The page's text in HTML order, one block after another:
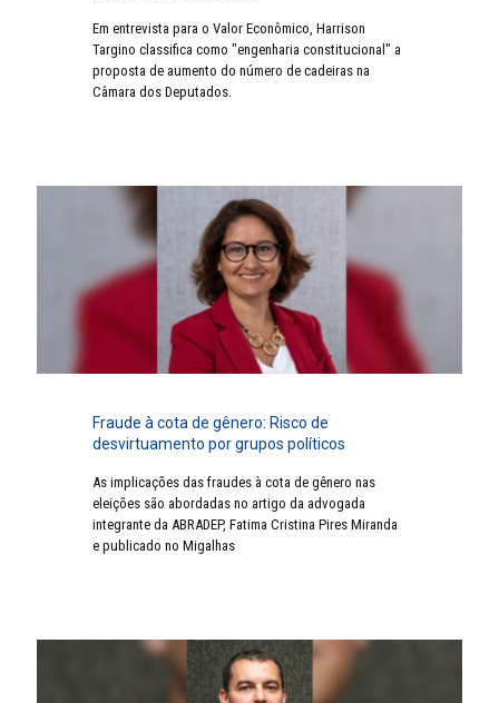
Em entrevista para o Valor Econômico, Harrison
Targino classifica como "engenharia constitucional" a
proposta de aumento do número de cadeiras na
Câmara dos Deputados.
Fraude à cota de gênero: Risco de
desvirtuamento por grupos políticos
As implicações das fraudes à cota de gênero nas
eleições são abordadas no artigo da advogada
integrante da ABRADEP, Fatima Cristina Pires Miranda
e publicado no Migalhas